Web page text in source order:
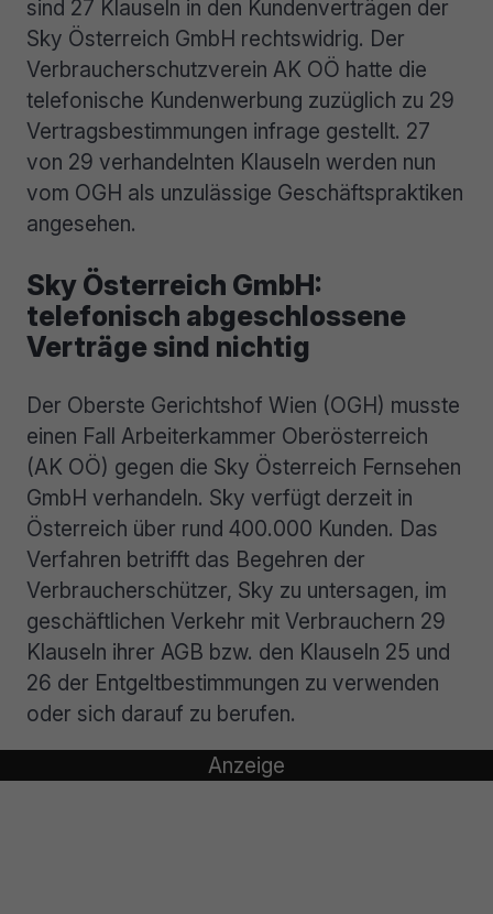
sind 27 Klauseln in den Kundenverträgen der
Sky Österreich GmbH rechtswidrig. Der
Verbraucherschutzverein AK OÖ hatte die
telefonische Kundenwerbung zuzüglich zu 29
Vertragsbestimmungen infrage gestellt. 27
von 29 verhandelnten Klauseln werden nun
vom OGH als unzulässige Geschäftspraktiken
angesehen.
Sky Österreich GmbH:
telefonisch abgeschlossene
Verträge sind nichtig
Der Oberste Gerichtshof Wien (OGH) musste
einen Fall Arbeiterkammer Oberösterreich
(AK OÖ) gegen die Sky Österreich Fernsehen
GmbH verhandeln. Sky verfügt derzeit in
Österreich über rund 400.000 Kunden. Das
Verfahren betrifft das Begehren der
Verbraucherschützer, Sky zu untersagen, im
geschäftlichen Verkehr mit Verbrauchern 29
Klauseln ihrer AGB bzw. den Klauseln 25 und
26 der Entgeltbestimmungen zu verwenden
oder sich darauf zu berufen.